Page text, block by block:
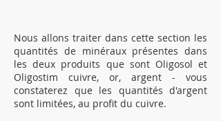
Nous allons traiter dans cette section les
quantités de minéraux présentes dans
les deux produits que sont Oligosol et
Oligostim cuivre, or, argent - vous
constaterez que les quantités d'argent
sont limitées, au profit du cuivre.